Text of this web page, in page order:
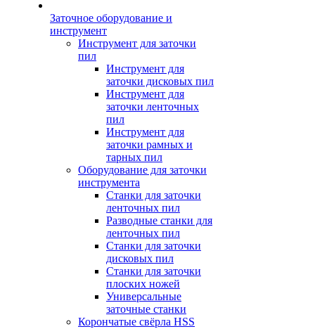
Заточное оборудование и
инструмент
Инструмент для заточки
пил
Инструмент для
заточки дисковых пил
Инструмент для
заточки ленточных
пил
Инструмент для
заточки рамных и
тарных пил
Оборудование для заточки
инструмента
Станки для заточки
ленточных пил
Разводные станки для
ленточных пил
Станки для заточки
дисковых пил
Станки для заточки
плоских ножей
Универсальные
заточные станки
Корончатые свёрла HSS